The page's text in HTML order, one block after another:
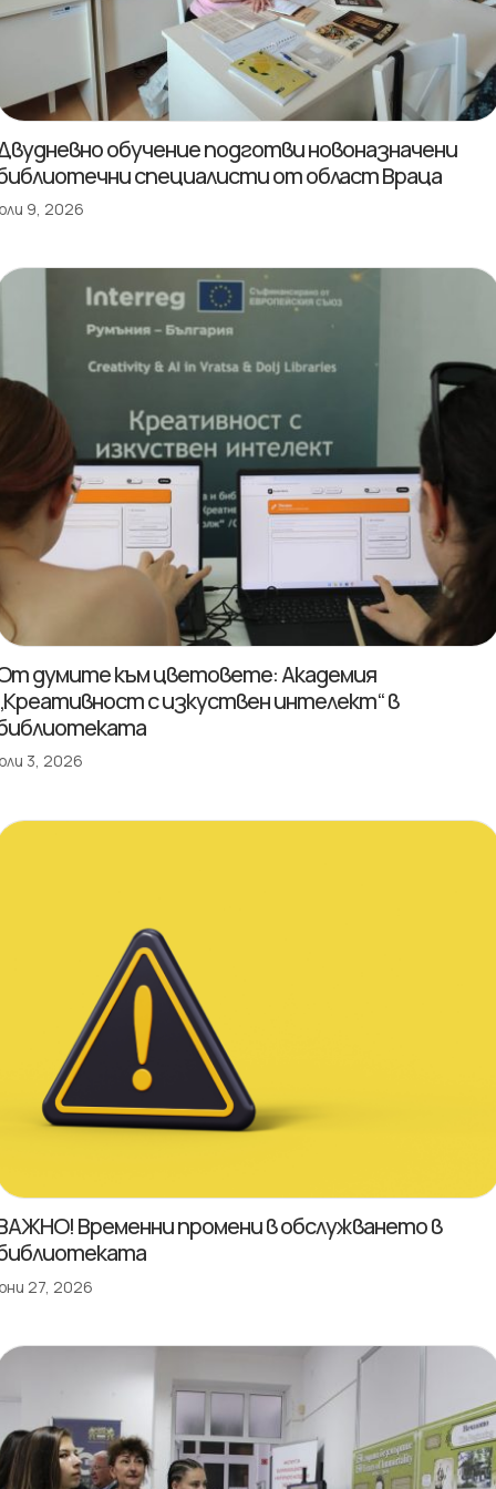
обучение подготви новоназначени
специалисти от област Враца
9, 2026
думите към цветовете: Академия
с изкуствен интелект“ в
3, 2026
Временни промени в обслужването в
27, 2026